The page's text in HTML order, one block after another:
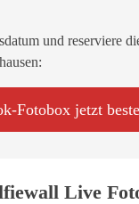
und reserviere
Fotobox jetzt
Live